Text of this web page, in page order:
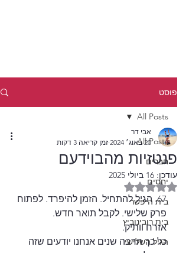
פוסט
All Posts
חברים
יחסים
בית היפשר
בית רובינוביץ
הגיל השלישי
All Posts
פנטזיות מהבוידעם
אבי דר
20 באוג׳ 2024
זמן קריאה 3 דקות
עודכן: 16 ביולי 2025
דירוג של NaN מתוך 5 כוכבים
67. הגיל להתחיל. הזמן להיפרד. לפתוח
פרק שלישי. לקבל תואר חדש.
אזרח וותיק.
כל כך הרבה שנים אנחנו יודעים שזה